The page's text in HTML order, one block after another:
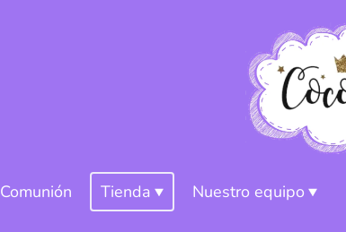
Comunión Tienda Nuestro equipo